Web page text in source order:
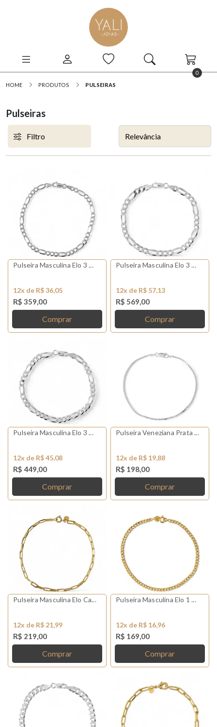
0
HOME PRODUTOS PULSEIRAS
Pulseiras
Filtro
Pulseira Masculina Elo 3 ...
12x de R$ 36,05
R$ 359,00
Comprar
Pulseira Masculina Elo 3 ...
12x de R$ 57,13
R$ 569,00
Comprar
Pulseira Masculina Elo 3 ...
12x de R$ 45,08
R$ 449,00
Comprar
Pulseira Veneziana Prata ...
12x de R$ 19,88
R$ 198,00
Comprar
Pulseira Masculina Elo Ca...
12x de R$ 21,99
R$ 219,00
Comprar
Pulseira Masculina Elo 1 ...
12x de R$ 16,96
R$ 169,00
Comprar